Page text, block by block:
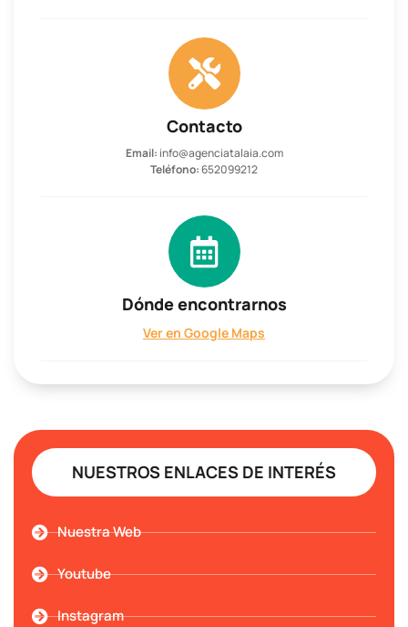
Contacto
Email: info@agenciatalaia.com
Teléfono: 652099212
Dónde encontrarnos
Ver en Google Maps
NUESTROS ENLACES DE INTERÉS
Nuestra Web
Youtube
Instagram